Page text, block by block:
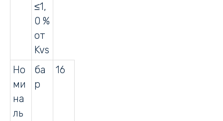
≤1,
0 %
от
Kvs
Но
ми
на
ль
ба
р
16